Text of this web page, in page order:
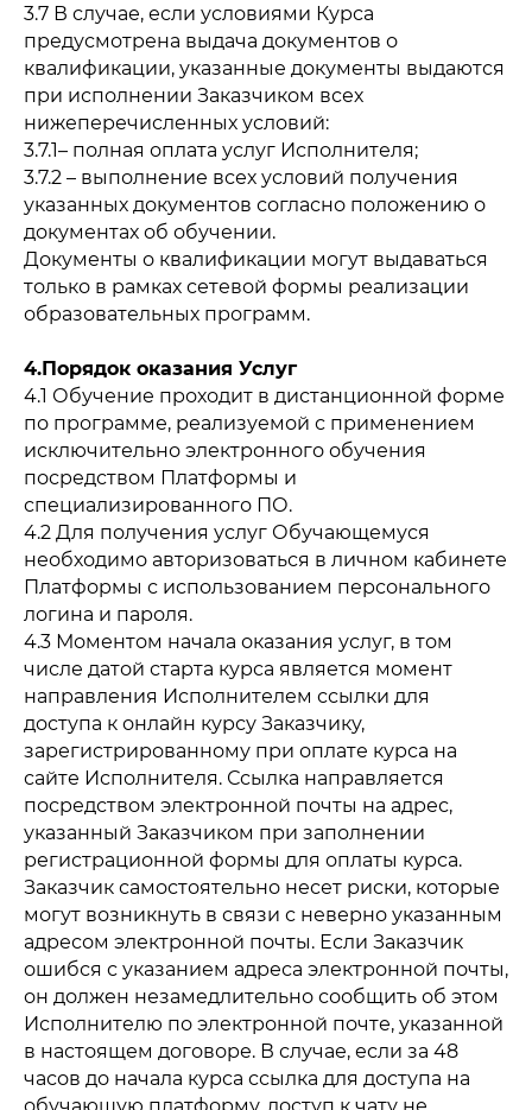
3.7 В случае, если условиями Курса
предусмотрена выдача документов о
квалификации, указанные документы выдаются
при исполнении Заказчиком всех
нижеперечисленных условий:
3.7.1– полная оплата услуг Исполнителя;
3.7.2 – выполнение всех условий получения
указанных документов согласно положению о
документах об обучении.
Документы о квалификации могут выдаваться
только в рамках сетевой формы реализации
образовательных программ.
4.Порядок оказания Услуг
4.1 Обучение проходит в дистанционной форме
по программе, реализуемой с применением
исключительно электронного обучения
посредством Платформы и
специализированного ПО.
4.2 Для получения услуг Обучающемуся
необходимо авторизоваться в личном кабинете
Платформы с использованием персонального
логина и пароля.
4.3 Моментом начала оказания услуг, в том
числе датой старта курса является момент
направления Исполнителем ссылки для
доступа к онлайн курсу Заказчику,
зарегистрированному при оплате курса на
сайте Исполнителя. Ссылка направляется
посредством электронной почты на адрес,
указанный Заказчиком при заполнении
регистрационной формы для оплаты курса.
Заказчик самостоятельно несет риски, которые
могут возникнуть в связи с неверно указанным
адресом электронной почты. Если Заказчик
ошибся с указанием адреса электронной почты,
он должен незамедлительно сообщить об этом
Исполнителю по электронной почте, указанной
в настоящем договоре. В случае, если за 48
часов до начала курса ссылка для доступа на